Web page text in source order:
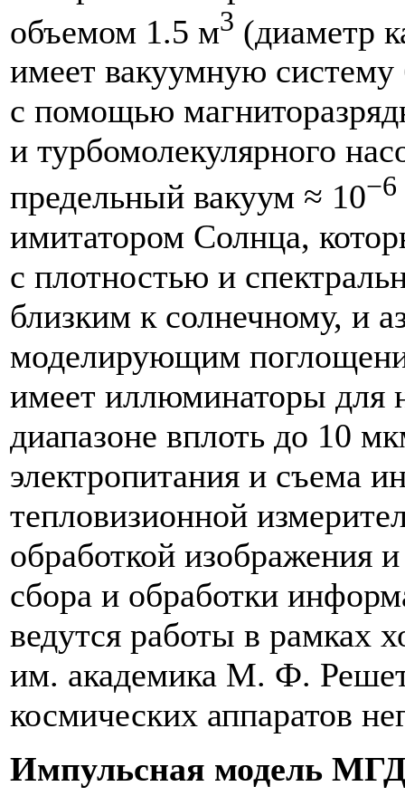
объемом 1.5 м3 (диаметр
имеет вакуумную систему
с помощью
и турбомолекулярного
предельный вакуум ≈ 10−6
имитатором Солнца,
с плотностью и
близким к солнечному, и
моделирующим
имеет иллюминаторы для
диапазоне вплоть до 10
электропитания и съема
тепловизионной
обработкой изображения
сбора и обработки
ведутся работы в рамках
им. академика М. Ф.
космических аппаратов
Импульсная модель